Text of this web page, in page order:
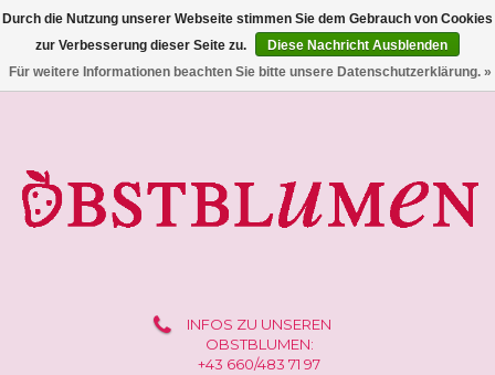
0 / €0,00
INFOS ZU UNSEREN
OBSTBLUMEN:
+43 660/483 71 97
Durch die Nutzung unserer Webseite stimmen Sie dem Gebrauch von Cookies
zur Verbesserung dieser Seite zu.
Diese Nachricht Ausblenden
Für weitere Informationen beachten Sie bitte unsere Datenschutzerklärung. »